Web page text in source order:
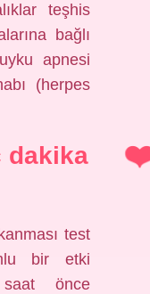
teşhis
bağlı
apnesi
(herpes
dakika
test
bir etki
önce